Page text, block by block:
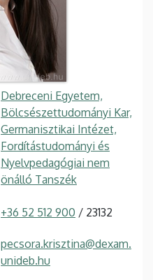
Debreceni Egyetem,
Bölcsészettudományi Kar,
Germanisztikai Intézet,
Fordítástudományi és
Nyelvpedagógiai nem
önálló Tanszék
+36 52 512 900 / 23132
pecsora.krisztina@dexam.
unideb.hu